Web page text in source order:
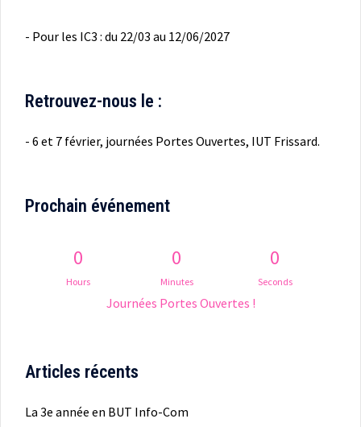
- Pour les IC3 : du 22/03 au 12/06/2027
Retrouvez-nous le :
- 6 et 7 février, journées Portes Ouvertes, IUT Frissard.
Prochain événement
0
Hours
0
Minutes
0
Seconds
Journées Portes Ouvertes !
Articles récents
La 3e année en BUT Info-Com